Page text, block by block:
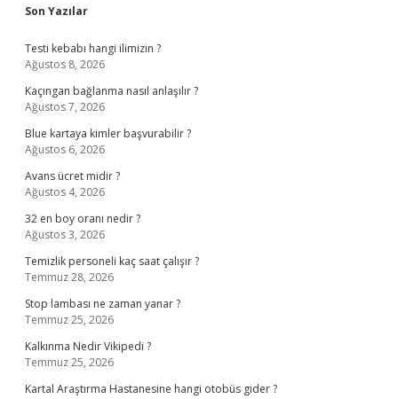
Sidebar
Son Yazılar
Testi kebabı hangi ilimizin ?
Ağustos 8, 2026
Kaçıngan bağlanma nasıl anlaşılır ?
Ağustos 7, 2026
Blue kartaya kimler başvurabilir ?
Ağustos 6, 2026
Avans ücret midir ?
Ağustos 4, 2026
32 en boy oranı nedir ?
Ağustos 3, 2026
Temizlik personeli kaç saat çalışır ?
Temmuz 28, 2026
Stop lambası ne zaman yanar ?
Temmuz 25, 2026
Kalkınma Nedir Vikipedi ?
Temmuz 25, 2026
Kartal Araştırma Hastanesine hangi otobüs gider ?